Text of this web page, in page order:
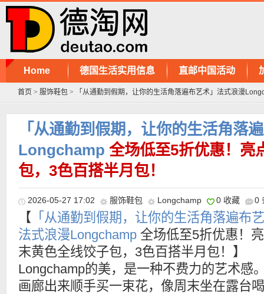
Home 德国生活实用信息 直邮中国活动
首页 > 服饰鞋包 > 「从通勤到假期，让你的生活角落遍布艺术」法式浪漫
「从通勤到假期，让你的生活角落
Longchamp 全场低至5折优惠！亮
包，3色百搭半月包！
2026-05-27 17:02 服饰鞋包 Longchamp 0 收藏 0
【 「从通勤到假期，让你的生活角落遍布
法式浪漫Longchamp 全场低至5折优惠！
末黄色全线饺子包，3色百搭半月包！】
Longchamp的美，是一种不费力的艺术感
画廊出来顺手买一束花，像周末坐在露台